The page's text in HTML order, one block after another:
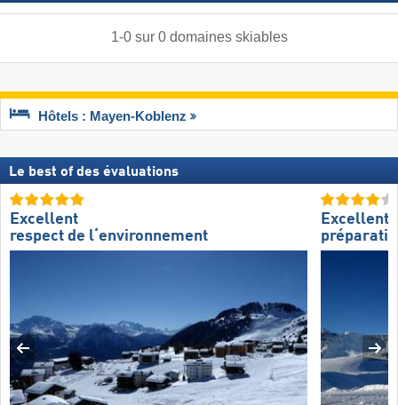
1-0sur 0 domaines skiables
Hôtels : Mayen-Koblenz
Le best of des évaluations
Excellent
respect de l‘environnement
Excellente